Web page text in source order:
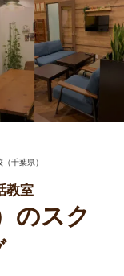
クールブロ
千葉県）
教室
のスク